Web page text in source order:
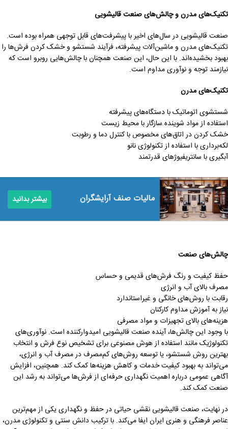
تکنیک‌های مدرن و چالش‌های صنعت قالیشویی
صنعت قالیشویی در سال‌های اخیر با پیشرفت‌های قابل توجهی همراه بوده است.
تکنیک‌های مدرن و ماشین‌آلات پیشرفته، فرآیند شستشو و خشک کردن فرش‌ها را
بهبود بخشیده‌اند. با این حال، این صنعت همچنان با چالش‌هایی روبرو است که
نیازمند توجه و نوآوری مداوم است.
تکنیک‌های مدرن
شستشوی اتوماتیک با دستگاه‌های پیشرفته
استفاده از مواد شوینده سازگار با محیط زیست
خشک کردن در اتاق‌های مخصوص با کنترل دما و رطوبت
لکه‌برداری با استفاده از تکنولوژی نانو
آبگیری با سانتریفیوژهای قدرتمند
مالیات صنف آرایشگران بیشتر بدانید
چالش‌های صنعت
حفظ کیفیت و رنگ فرش‌های قدیمی و حساس
مصرف بالای آب و انرژی
رقابت با روش‌های خانگی و غیراستاندارد
نیاز به آموزش مداوم کارکنان
هزینه‌های بالای تجهیزات و مواد مصرفی
با وجود این چالش‌ها، آینده صنعت قالیشویی امیدوارکننده است. نوآوری‌های
تکنولوژیک مانند استفاده از هوش مصنوعی برای تشخیص نوع فرش و انتخاب
بهترین روش شستشو، یا توسعه روش‌های کم‌مصرف در مصرف آب و انرژی،
می‌تواند به بهبود کیفیت خدمات و کاهش هزینه‌ها کمک کند. همچنین، افزایش
آگاهی عمومی درباره اهمیت نگهداری حرفه‌ای از فرش‌ها می‌تواند به رشد این
صنعت کمک کند.
در نهایت، صنعت قالیشویی نقشی حیاتی در حفظ و نگهداری یکی از مهم‌ترین
عناصر فرهنگی و هنری ایران ایفا می‌کند. با ترکیب دانش سنتی و تکنولوژی مدرن،